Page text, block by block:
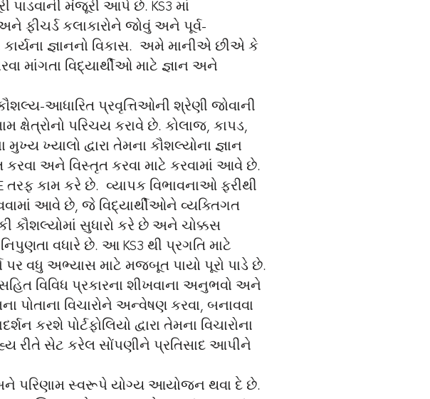
પાડવાની મંજૂરી આપે છે. KS3 માં
ફીચર્ડ કલાકારોને જોવું અને પૂર્વ-
જ્ઞાનનો વિકાસ. અમે માનીએ છીએ કે
માંગતા વિદ્યાર્થીઓ માટે જ્ઞાન અને
આધારિત પ્રવૃત્તિઓની શ્રેણી જોવાની
પરિચય કરાવે છે. કોલાજ, કાપડ,
ખ્યાલો દ્વારા તેમના કૌશલ્યોના જ્ઞાન
અને વિસ્તૃત કરવા માટે કરવામાં આવે છે.
તરફ કામ કરે છે. વ્યાપક વિભાવનાઓ ફરીથી
આવે છે, જે વિદ્યાર્થીઓને વ્યક્તિગત
કૌશલ્યોમાં સુધારો કરે છે અને ચોક્કસ
વધારે છે. આ KS3 થી પ્રગતિ માટે
વધુ અભ્યાસ માટે મજબૂત પાયો પૂરો પાડે છે.
વિવિધ પ્રકારના શીખવાના અનુભવો અને
વિચારોને અન્વેષણ કરવા, બનાવવા
કરશે પોર્ટફોલિયો દ્વારા તેમના વિચારોના
રીતે સેટ કરેલ સોંપણીને પ્રતિસાદ આપીને
પરિણામ સ્વરૂપે યોગ્ય આયોજન થવા દે છે.